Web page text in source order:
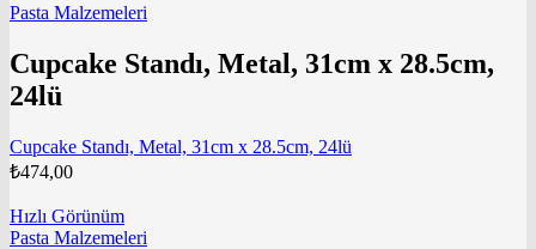
Pasta Malzemeleri
Cupcake Standı, Metal, 31cm x 28.5cm,
24lü
Cupcake Standı, Metal, 31cm x 28.5cm, 24lü
₺474,00
Hızlı Görünüm
Pasta Malzemeleri